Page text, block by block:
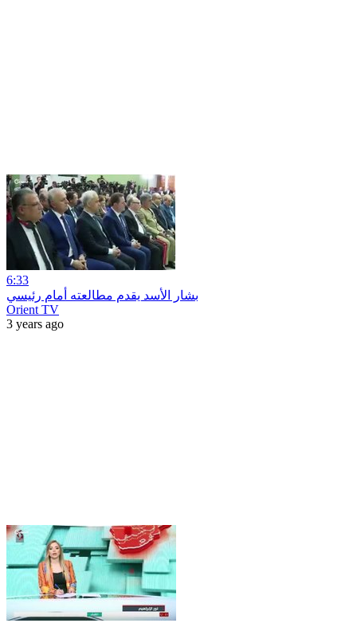
6:33
بشار الأسد يقدم مطالعته أمام رئيسي
Orient TV
3 years ago